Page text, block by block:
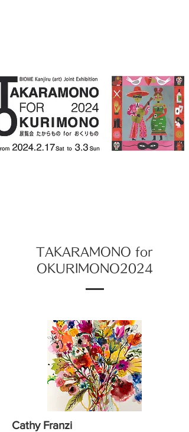
TAKARAMONO for
OKURIMONO2024
Cathy Franzi